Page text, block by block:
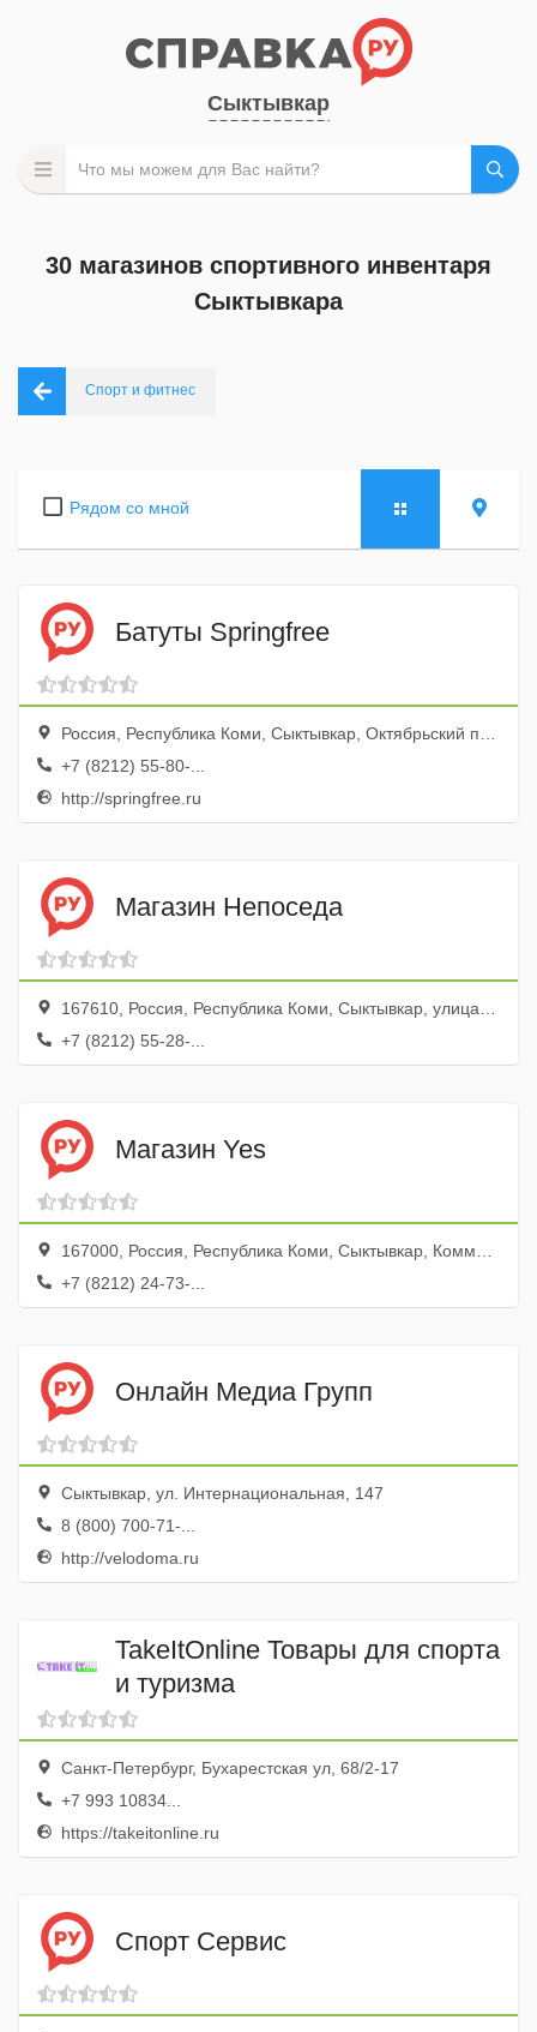
Сыктывкар
30 магазинов спортивного инвентаря
Сыктывкара
Спорт и фитнес
Рядом со мной
Батуты Springfree
Россия, Республика Коми, Сыктывкар, Октябрьский проспект, 131/3, ТЦ Июнь
+7 (8212) 55-80-...
http://springfree.ru
Магазин Непоседа
167610, Россия, Республика Коми, Сыктывкар, улица Орджоникидзе, 49/3
+7 (8212) 55-28-...
Магазин Yes
167000, Россия, Республика Коми, Сыктывкар, Коммунистическая улица, 7, ТЦ Звездный, эт. 3
+7 (8212) 24-73-...
Онлайн Медиа Групп
Сыктывкар, ул. Интернациональная, 147
8 (800) 700-71-...
http://velodoma.ru
TakeItOnline Товары для спорта
и туризма
Санкт-Петербург, Бухарестская ул, 68/2-17
+7 993 10834...
https://takeitonline.ru
Спорт Сервис